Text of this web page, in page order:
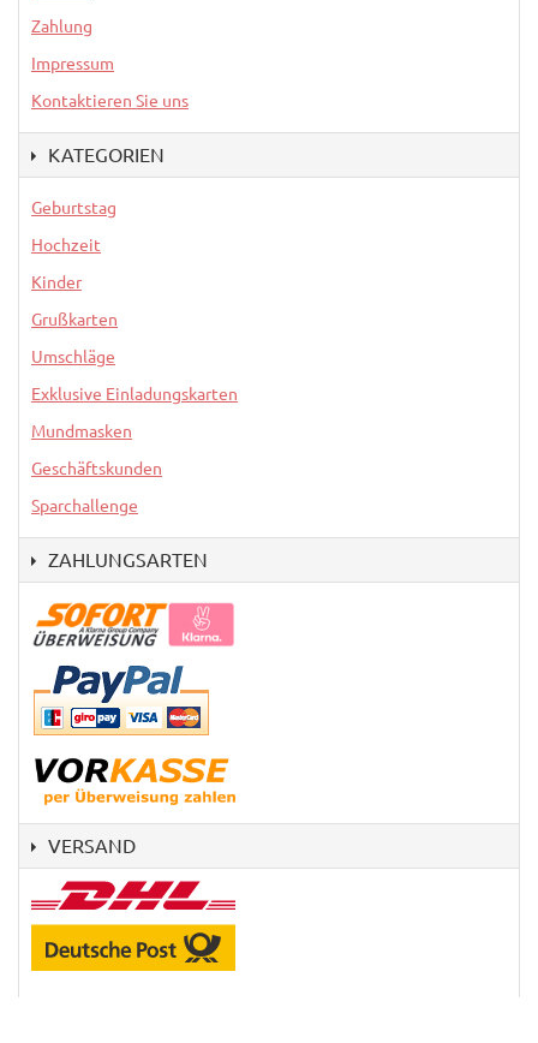
Zahlung
Impressum
Kontaktieren Sie uns
KATEGORIEN
Geburtstag
Hochzeit
Kinder
Grußkarten
Umschläge
Exklusive Einladungskarten
Mundmasken
Geschäftskunden
Sparchallenge
ZAHLUNGSARTEN
VERSAND